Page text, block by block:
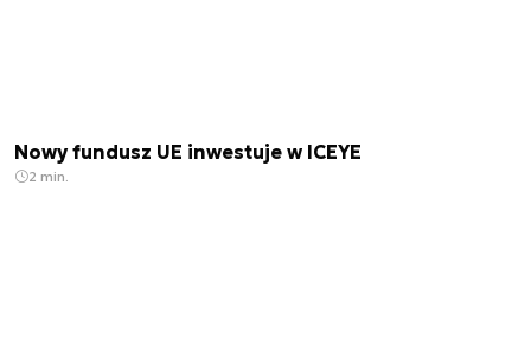
Nowy fundusz UE inwestuje w ICEYE
2 min.